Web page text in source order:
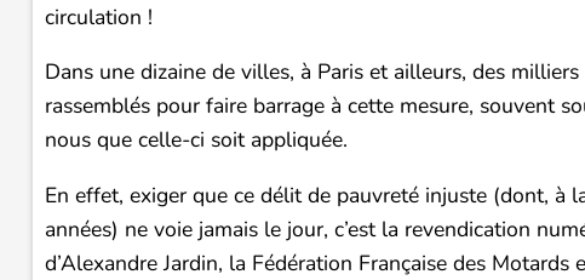
circulation !
Dans une dizaine de villes, à Paris et ailleurs, des
rassemblés pour faire barrage à cette mesure, souvent
nous que celle-ci soit appliquée.
En effet, exiger que ce délit de pauvreté injuste (dont, à
années) ne voie jamais le jour, c’est la revendication
d’Alexandre Jardin, la Fédération Française des